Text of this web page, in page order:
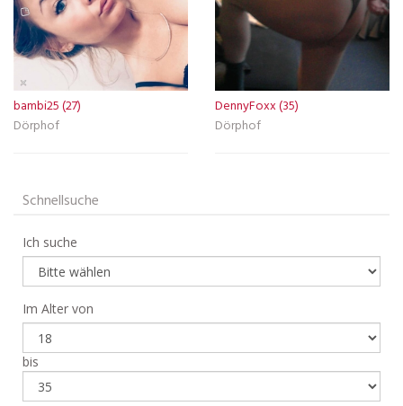
bambi25 (27)
Dörphof
DennyFoxx (35)
Dörphof
Schnellsuche
Ich suche
Im Alter von
bis